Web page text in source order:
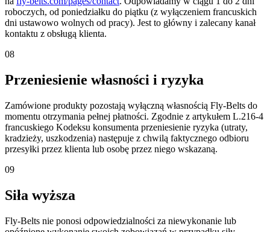
roboczych, od poniedziałku do piątku (z wyłączeniem francuskich
dni ustawowo wolnych od pracy). Jest to główny i zalecany kanał
kontaktu z obsługą klienta.
08
Przeniesienie własności i ryzyka
Zamówione produkty pozostają wyłączną własnością Fly-Belts do
momentu otrzymania pełnej płatności. Zgodnie z artykułem L.216-4
francuskiego Kodeksu konsumenta przeniesienie ryzyka (utraty,
kradzieży, uszkodzenia) następuje z chwilą faktycznego odbioru
przesyłki przez klienta lub osobę przez niego wskazaną.
09
Siła wyższa
Fly-Belts nie ponosi odpowiedzialności za niewykonanie lub